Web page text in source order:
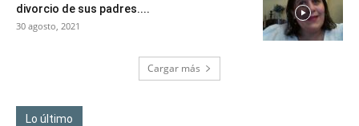
divorcio de sus padres....
30 agosto, 2021
Cargar más
Lo último